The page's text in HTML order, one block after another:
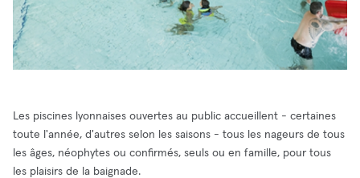
Les piscines lyonnaises ouvertes au public accueillent - certaines
toute l'année, d'autres selon les saisons - tous les nageurs de tous
les âges, néophytes ou confirmés, seuls ou en famille, pour tous
les plaisirs de la baignade.